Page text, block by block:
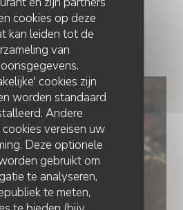
cookies op deze
kan leiden tot de
van
cookies zijn
worden standaard
Andere
vereisen uw
Deze optionele
gebruikt om
te analyseren,
te meten,
PLATS